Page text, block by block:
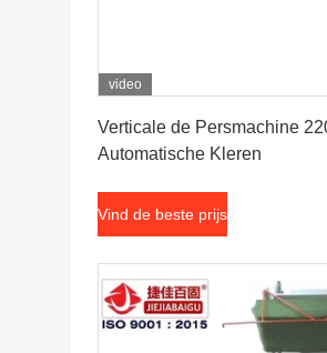
video
Verticale de Persmachine
Automatische Kleren
Vind de beste prijs